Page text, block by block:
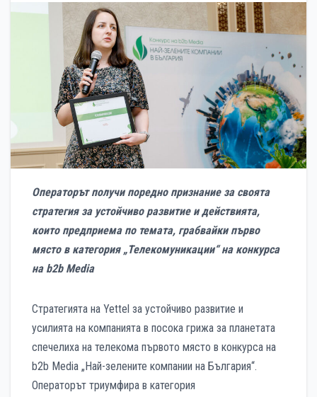
Операторът получи поредно признание за своята
стратегия за устойчиво развитие и действията,
които предприема по темата, грабвайки първо
място в категория „Телекомуникации“ на конкурса
на b2b Media
Стратегията на Yettel за устойчиво развитие и
усилията на компанията в посока грижа за планетата
спечелиха на телекома първото място в конкурса на
b2b Media „Най-зелените компании на България“.
Операторът триумфира в категория